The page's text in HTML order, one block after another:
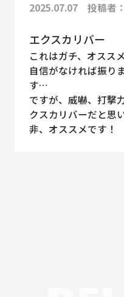
2025.07.07 投稿者
エクスカリバー
これはガチ、オスス
自信がなければ振り
す…
ですが、威嚇、打撃
クスカリバーだと思
非、オススメです！